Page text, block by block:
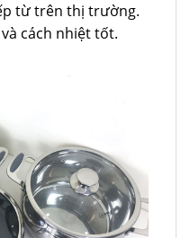
từ trên thị trường.
cách nhiệt tốt.